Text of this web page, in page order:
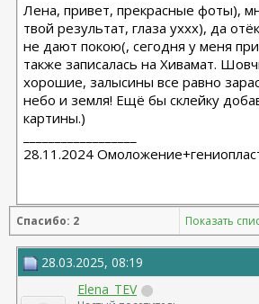
Лена, привет, прекрасные фоты),
твой результат, глаза уххх), да
не дают покою(, сегодня у меня
также записалась на Хивамат.
хорошие, залысины все равно
небо и земля! Ещё бы склейку
картины.)
28.11.2024
Спасибо: 2 Показать
28.03.2025, 08:19
Elena_TEV